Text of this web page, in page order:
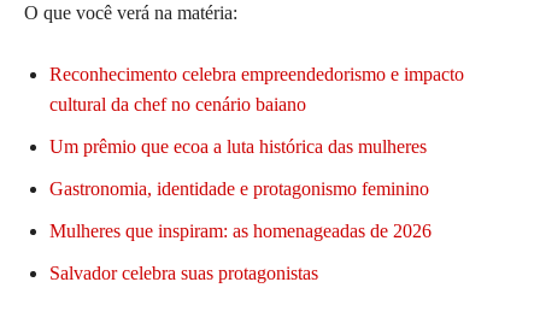
O que você verá na matéria:
Reconhecimento celebra empreendedorismo e impacto
cultural da chef no cenário baiano
Um prêmio que ecoa a luta histórica das mulheres
Gastronomia, identidade e protagonismo feminino
Mulheres que inspiram: as homenageadas de 2026
Salvador celebra suas protagonistas